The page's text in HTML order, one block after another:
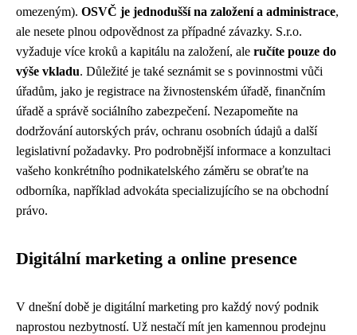
omezeným). OSVČ je jednodušší na založení a administrace,
ale nesete plnou odpovědnost za případné závazky. S.r.o.
vyžaduje více kroků a kapitálu na založení, ale ručíte pouze do
výše vkladu. Důležité je také seznámit se s povinnostmi vůči
úřadům, jako je registrace na živnostenském úřadě, finančním
úřadě a správě sociálního zabezpečení. Nezapomeňte na
dodržování autorských práv, ochranu osobních údajů a další
legislativní požadavky. Pro podrobnější informace a konzultaci
vašeho konkrétního podnikatelského záměru se obraťte na
odborníka, například advokáta specializujícího se na obchodní
právo.
Digitální marketing a online presence
V dnešní době je digitální marketing pro každý nový podnik
naprostou nezbytností. Už nestačí mít jen kamennou prodejnu